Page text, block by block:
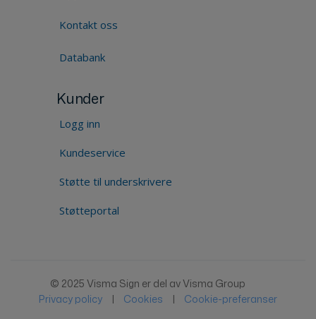
Kontakt oss
Databank
Kunder
Logg inn
Kundeservice
Støtte til underskrivere
Støtteportal
© 2025 Visma Sign er del av Visma Group
Privacy policy
| Cookies | Cookie-preferanser